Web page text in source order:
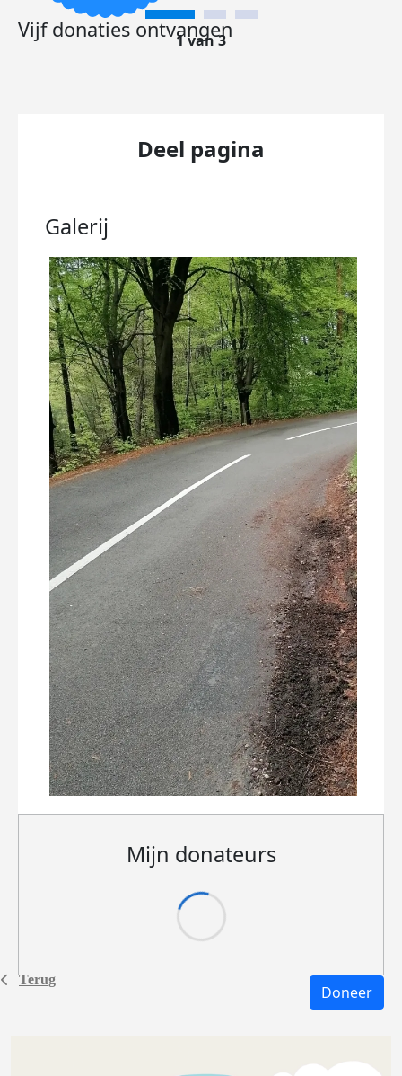
Terug
Vijf donaties ontvangen
1 van 3
Deel pagina
Galerij
Mijn donateurs
Doneer